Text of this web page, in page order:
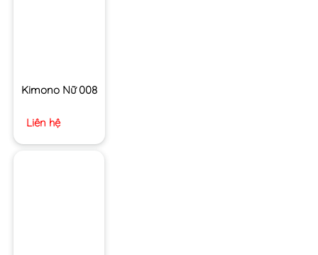
Kimono Nữ 008
Liên hệ